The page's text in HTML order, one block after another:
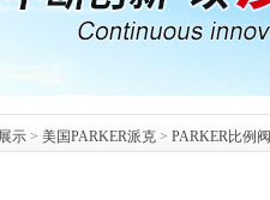
示 > 美国PARKER派克 > PARKER比例阀